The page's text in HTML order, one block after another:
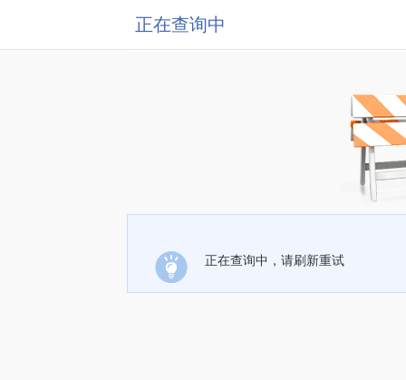
正在查询中
正在查询中，请刷新重试